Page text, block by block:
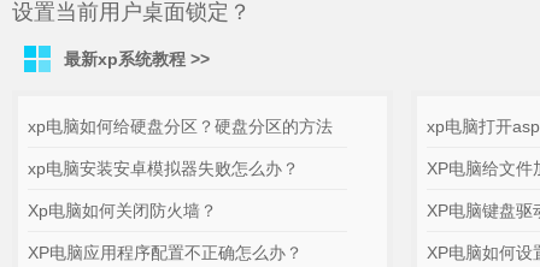
设置当前用户桌面锁定？
最新xp系统教程 >>
xp电脑如何给硬盘分区？硬盘分区的方法
xp电脑安装安卓模拟器失败怎么办？
Xp电脑如何关闭防火墙？
XP电脑应用程序配置不正确怎么办？
xp电脑打开
XP电脑给文件
XP电脑键盘驱
XP电脑如何设